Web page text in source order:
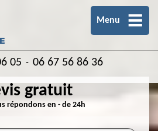
Menu
05 - 06 67 56 86 36
gratuit
répondons en - de 24h